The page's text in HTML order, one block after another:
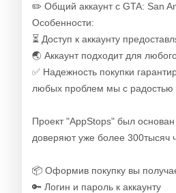
✏️ Общий аккаунт с GTA: San
Особенности:
⏳ Доступ к аккаунту
🌏 Аккаунт подходит для
✅ Надежность покупки
любых проблем мы с
Проект "AppStops" был
доверяют уже более 300тысяч
📦 Оформив покупку вы
🔑 Логин и пароль к аккаунту